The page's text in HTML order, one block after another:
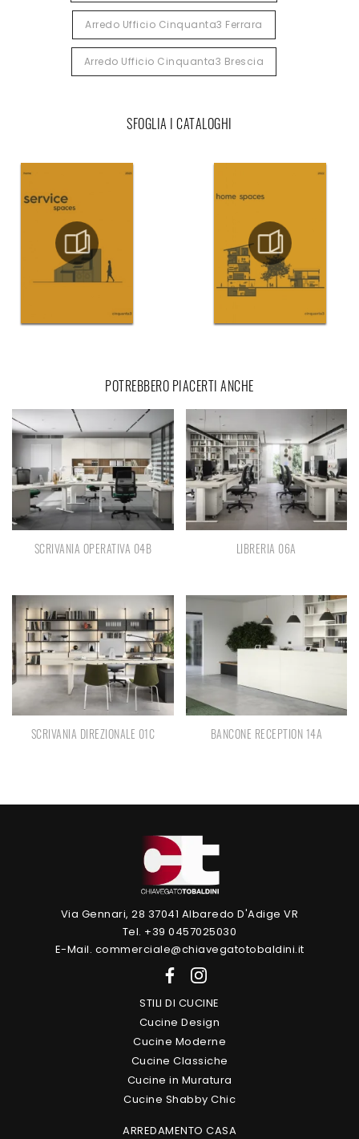
Arredo Ufficio Cinquanta3 Ferrara
Arredo Ufficio Cinquanta3 Brescia
SFOGLIA I CATALOGHI
POTREBBERO PIACERTI ANCHE
SCRIVANIA OPERATIVA 04B LIBRERIA 06A
SCRIVANIA DIREZIONALE 01C BANCONE RECEPTION 14A
Via Gennari, 28 37041 Albaredo D'Adige VR
Tel. +39 0457025030
E-Mail. commerciale@chiavegatotobaldini.it
STILI DI CUCINE
Cucine Design
Cucine Moderne
Cucine Classiche
Cucine in Muratura
Cucine Shabby Chic
ARREDAMENTO CASA